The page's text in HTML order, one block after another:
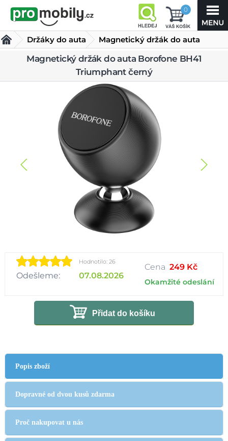
0
Držáky do auta
Magnetický držák do auta
Borofone BH41 Triumphant
Magnetický držák do auta Borofone BH41
Triumphant černý
Hodnotilo: 26
Odešleme: 07.08.2026
Cena 249 Kč
Okamžité odeslání
Přidat do košíku
Popis zboží
Dopravné od dvou kusů zdarma
Proč nakupovat u nás